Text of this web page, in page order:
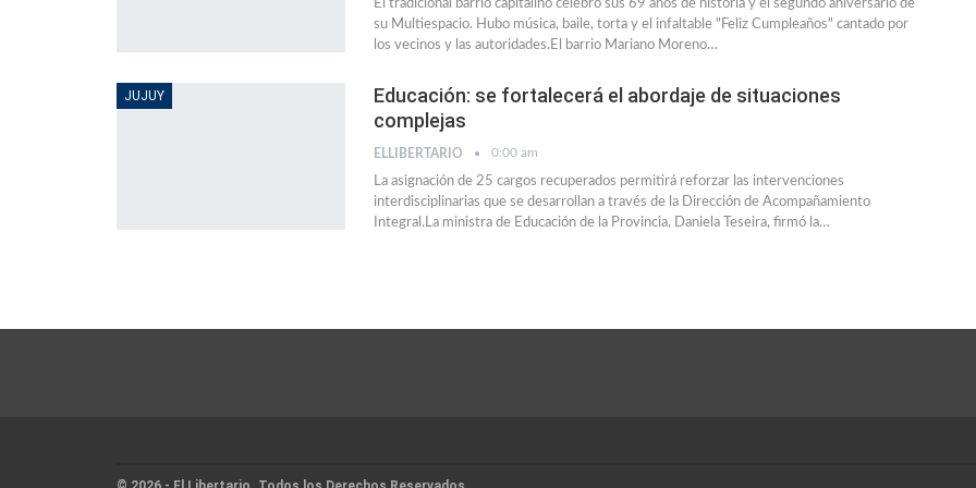
El tradicional barrio capitalino celebró sus 69 años de historia y el segundo aniversario de
su Multiespacio. Hubo música, baile, torta y el infaltable "Feliz Cumpleaños" cantado por
los vecinos y las autoridades.El barrio Mariano Moreno…
JUJUY
Educación: se fortalecerá el abordaje de situaciones
complejas
ELLIBERTARIO 0:00 am
La asignación de 25 cargos recuperados permitirá reforzar las intervenciones
interdisciplinarias que se desarrollan a través de la Dirección de Acompañamiento
Integral.La ministra de Educación de la Provincia, Daniela Teseira, firmó la…